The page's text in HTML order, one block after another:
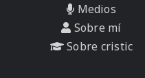
Medios
Sobre mí
Sobre cristic